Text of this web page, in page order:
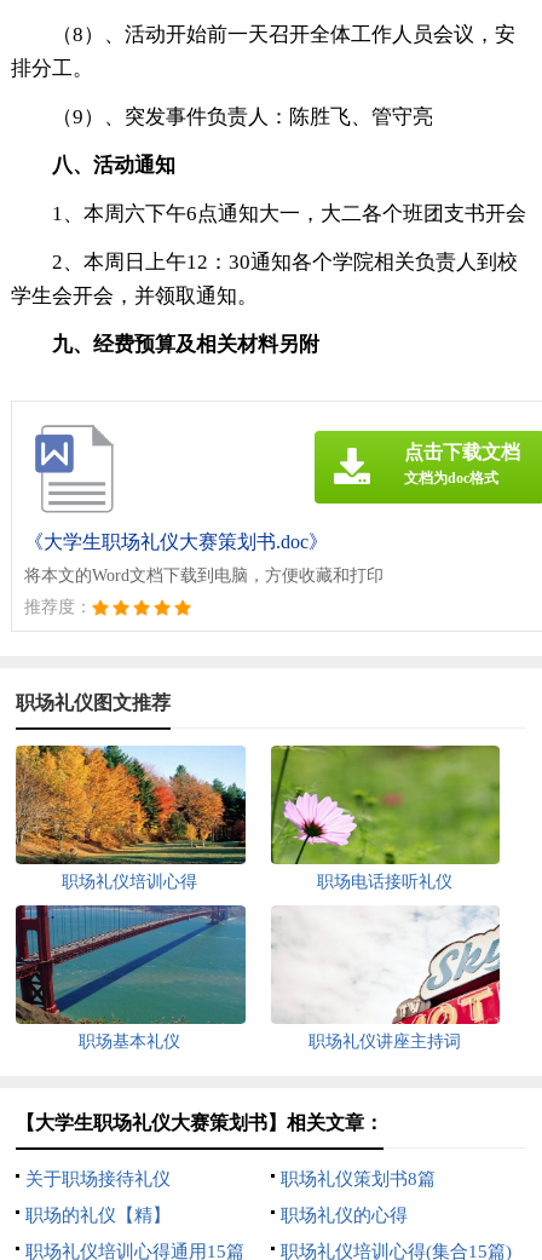
（8）、活动开始前一天召开全体工作人员会议，安
排分工。
（9）、突发事件负责人：陈胜飞、管守亮
八、活动通知
1、本周六下午6点通知大一，大二各个班团支书开会
2、本周日上午12：30通知各个学院相关负责人到校
学生会开会，并领取通知。
九、经费预算及相关材料另附
《大学生职场礼仪大赛策划书.doc》
将本文的Word文档下载到电脑，方便收藏和打印
推荐度：
点击下载文档
文档为doc格式
职场礼仪图文推荐
职场礼仪培训心得 职场电话接听礼仪
职场基本礼仪 职场礼仪讲座主持词
【大学生职场礼仪大赛策划书】相关文章：
关于职场接待礼仪
职场礼仪策划书8篇
职场的礼仪【精】
职场礼仪的心得
职场礼仪培训心得通用15篇
职场礼仪培训心得(集合15篇)